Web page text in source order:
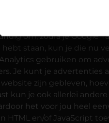
maar één keer de
kun je via het Google
om, zodra je Google
hebt staan, kun je die nu
gebruiken om
Je kunt je advertenties
website zijn gebleven,
kun je ook allerlei
het voor jou heel
HTML en/of JavaScript